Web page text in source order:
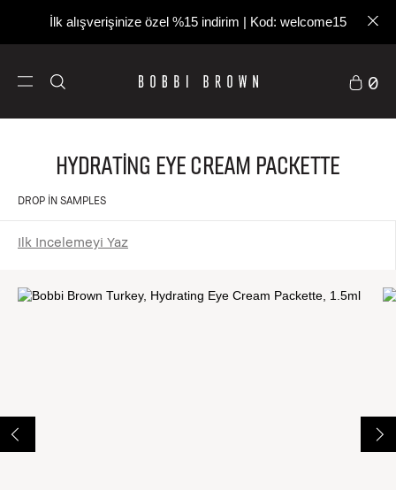
İlk alışverişinize özel %15 indirim | Kod: welcome15
0
Hydrating Eye Cream Packette
DROP IN SAMPLES
Ilk Incelemeyi Yaz